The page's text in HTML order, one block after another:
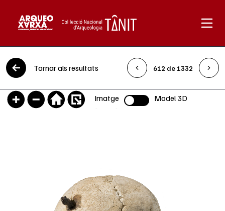
Vés al contingut
Tornar als resultats 612 de 1332
Imatge Selector Model 3D